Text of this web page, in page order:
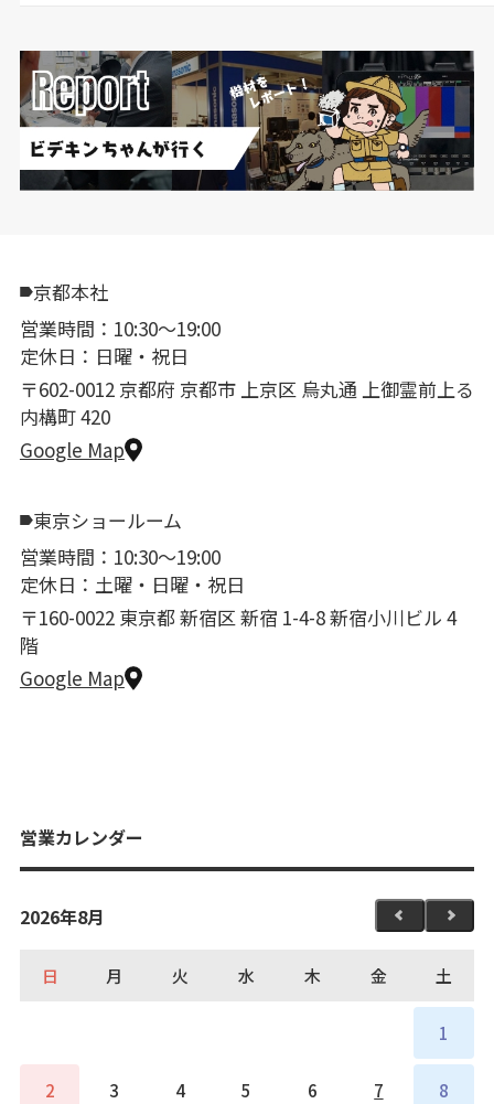
京都本社
営業時間：10:30〜19:00
定休日：日曜・祝日
〒602-0012 京都府 京都市 上京区 烏丸通 上御霊前上る
内構町 420
Google Map
東京ショールーム
営業時間：10:30〜19:00
定休日：土曜・日曜・祝日
〒160-0022 東京都 新宿区 新宿 1-4-8 新宿小川ビル 4
階
Google Map
営業カレンダー
2026年8月
日 月 火 水 木 金 土
1
2 3 4 5 6 7 8